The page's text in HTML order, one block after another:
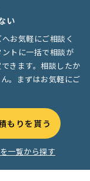
い
お気軽にご相談く
トに一括で相談が
きます。相談したか
。まずはお気軽にご
もりを貰う
一覧から探す